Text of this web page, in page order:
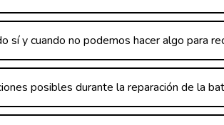
sí y cuando no podemos hacer algo para
posibles durante la reparación de la